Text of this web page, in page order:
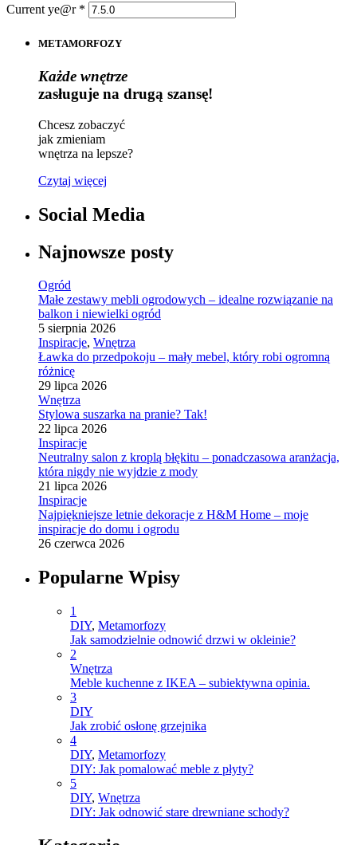
Current ye@r *
METAMORFOZY
Każde wnętrze
zasługuje na drugą szansę!
Chcesz zobaczyć
jak zmieniam
wnętrza na lepsze?
Czytaj więcej
Social Media
Najnowsze posty
Ogród
Małe zestawy mebli ogrodowych – idealne rozwiązanie na
balkon i niewielki ogród
5 sierpnia 2026
Inspiracje, Wnętrza
Ławka do przedpokoju – mały mebel, który robi ogromną
różnicę
29 lipca 2026
Wnętrza
Stylowa suszarka na pranie? Tak!
22 lipca 2026
Inspiracje
Neutralny salon z kroplą błękitu – ponadczasowa aranżacja,
która nigdy nie wyjdzie z mody
21 lipca 2026
Inspiracje
Najpiękniejsze letnie dekoracje z H&M Home – moje
inspiracje do domu i ogrodu
26 czerwca 2026
Popularne Wpisy
1
DIY, Metamorfozy
Jak samodzielnie odnowić drzwi w okleinie?
2
Wnętrza
Meble kuchenne z IKEA – subiektywna opinia.
3
DIY
Jak zrobić osłonę grzejnika
4
DIY, Metamorfozy
DIY: Jak pomalować meble z płyty?
5
DIY, Wnętrza
DIY: Jak odnowić stare drewniane schody?